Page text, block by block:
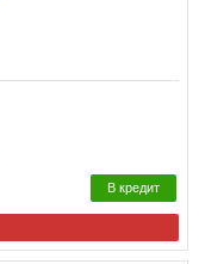
В кредит